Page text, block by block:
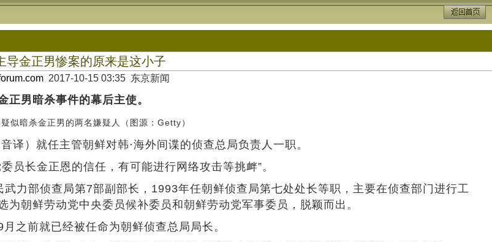
导金正男惨案的原来是这小子
2017-10-15 03:35 东京新闻
正男暗杀事件的幕后主使。
疑似暗杀金正男的两名嫌疑人（图源：Getty）
译）就任主管朝鲜对韩·海外间谍的侦查总局负责人一职。
员长金正恩的信任，有可能进行网络攻击等挑衅”。
力部侦查局第7部副部长，1993年任朝鲜侦查局第七处处长等职，主要在侦查部门进行工
朝鲜劳动党中央委员候补委员和朝鲜劳动党军事委员，脱颖而出。
之前就已经被任命为朝鲜侦查总局局长。